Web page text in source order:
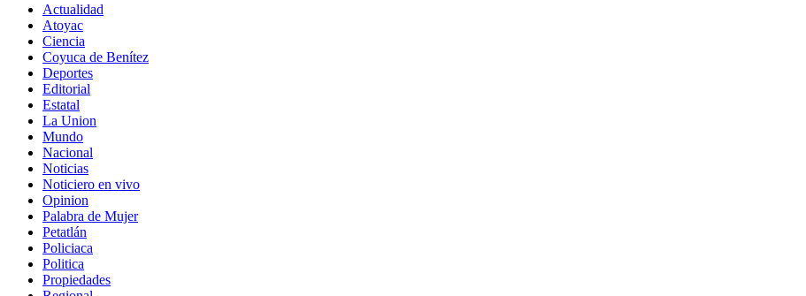
Actualidad
Atoyac
Ciencia
Coyuca de Benítez
Deportes
Editorial
Estatal
La Union
Mundo
Nacional
Noticias
Noticiero en vivo
Opinion
Palabra de Mujer
Petatlán
Policiaca
Politica
Propiedades